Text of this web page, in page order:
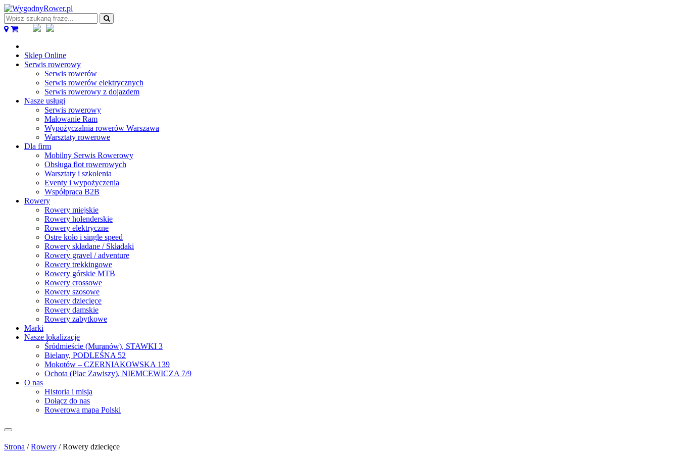
Wpisz
szukaną
frazę...
Sklep Online
Serwis rowerowy
Serwis rowerów
Serwis rowerów elektrycznych
Serwis rowerowy z dojazdem
Nasze usługi
Serwis rowerowy
Malowanie Ram
Wypożyczalnia rowerów Warszawa
Warsztaty rowerowe
Dla firm
Mobilny Serwis Rowerowy
Obsługa flot rowerowych
Warsztaty i szkolenia
Eventy i wypożyczenia
Współpraca B2B
Rowery
Rowery miejskie
Rowery holenderskie
Rowery elektryczne
Ostre koło i single speed
Rowery składane / Składaki
Rowery gravel / adventure
Rowery trekkingowe
Rowery górskie MTB
Rowery crossowe
Rowery szosowe
Rowery dziecięce
Rowery damskie
Rowery zabytkowe
Marki
Nasze lokalizacje
Śródmieście (Muranów), STAWKI 3
Bielany, PODLEŚNA 52
Mokotów – CZERNIAKOWSKA 139
Ochota (Plac Zawiszy), NIEMCEWICZA 7/9
O nas
Historia i misja
Dołącz do nas
Rowerowa mapa Polski
Strona /Rowery /Rowery dziecięce